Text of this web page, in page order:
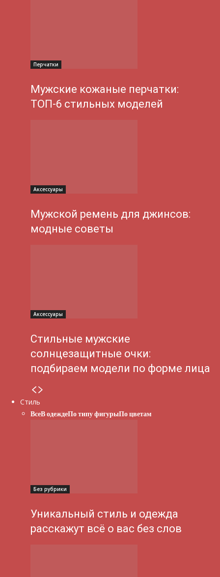
Перчатки
Мужские кожаные перчатки:
ТОП-6 стильных моделей
Аксессуары
Мужской ремень для джинсов:
модные советы
Аксессуары
Стильные мужские
солнцезащитные очки:
подбираем модели по форме лица
Стиль
ВсеВ одеждеПо типу фигурыПо цветам
Без рубрики
Уникальный стиль и одежда
расскажут всё о вас без слов